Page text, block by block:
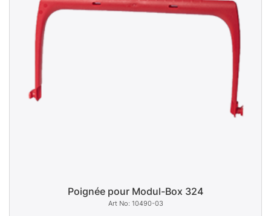
Poignée pour Modul-Box 324
10490-03